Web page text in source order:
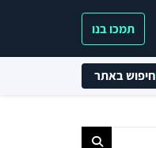
תמכו בנו
חיפוש באתר